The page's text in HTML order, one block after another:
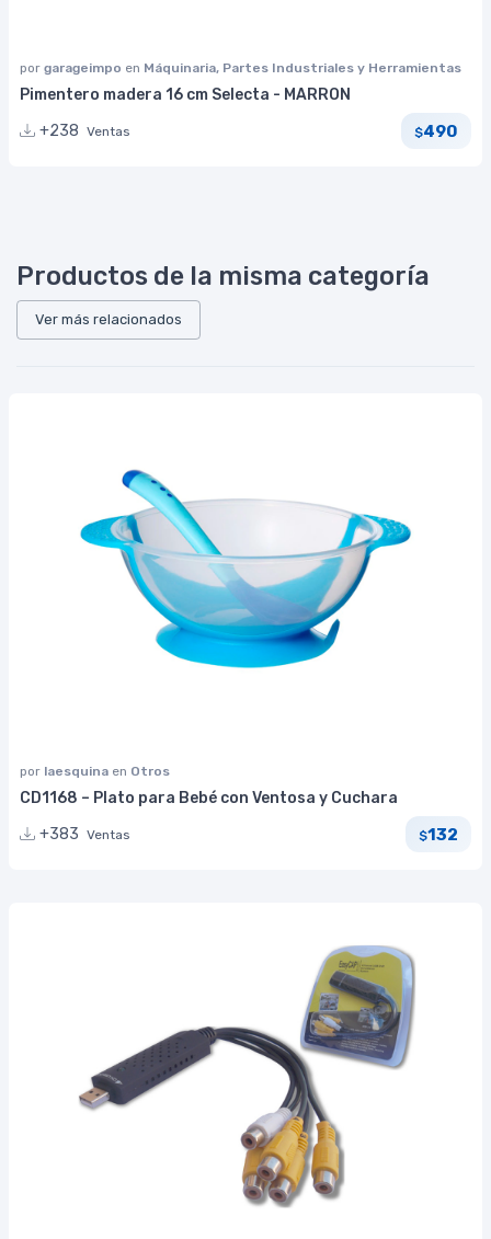
por garageimpo en Máquinaria, Partes Industriales y Herramientas
Pimentero madera 16 cm Selecta - MARRON
+238 Ventas $490
Productos de la misma categoría
Ver más relacionados
por laesquina en Otros
CD1168 – Plato para Bebé con Ventosa y Cuchara
+383 Ventas $132